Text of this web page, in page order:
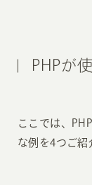
PHPが
ここでは、
な例を4つご紹